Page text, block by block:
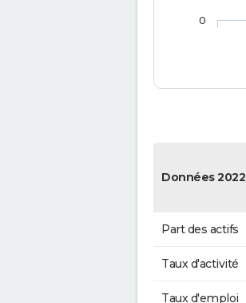
0
Données 2022
Part des actifs
Taux d'activité
Taux d'emploi